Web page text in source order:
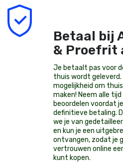
Betaal bij
& Proefrit
Je betaalt pas voor
thuis wordt
mogelijkheid om
maken! Neem alle
beoordelen voordat
definitieve betaling.
we je van
en kun je een
ontvangen, zodat je
vertrouwen online
kunt kopen.